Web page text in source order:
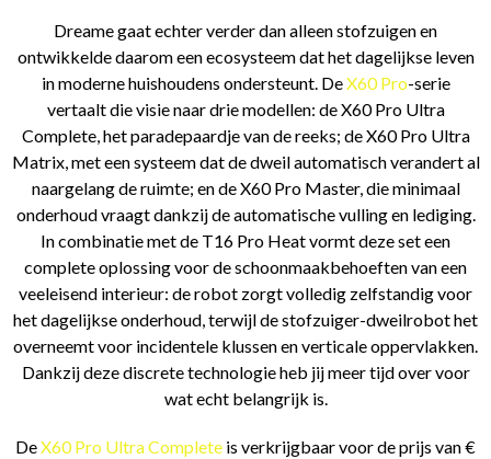
Dreame gaat echter verder dan alleen stofzuigen en
ontwikkelde daarom een ecosysteem dat het dagelijkse leven
in moderne huishoudens ondersteunt. DeX60 Pro-serie
vertaalt die visie naar drie modellen: de X60 Pro Ultra
Complete, het paradepaardje van de reeks; de X60 Pro Ultra
Matrix, met een systeem dat de dweil automatisch verandert al
naargelang de ruimte; en de X60 Pro Master, die minimaal
onderhoud vraagt dankzij de automatische vulling en lediging.
In combinatie met de T16 Pro Heat vormt deze set een
complete oplossing voor de schoonmaakbehoeften van een
veeleisend interieur: de robot zorgt volledig zelfstandig voor
het dagelijkse onderhoud, terwijl de stofzuiger-dweilrobot het
overneemt voor incidentele klussen en verticale oppervlakken.
Dankzij deze discrete technologie heb jij meer tijd over voor
wat echt belangrijk is.
DeX60 Pro Ultra Complete is verkrijgbaar voor de prijs van €